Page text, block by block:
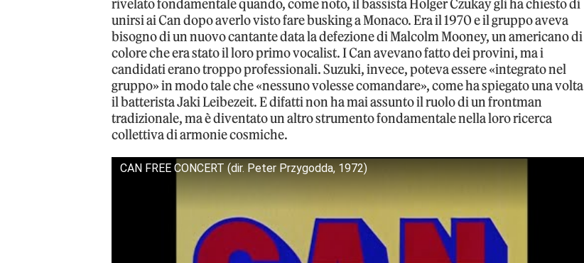
rivelato fondamentale quando, come noto, il bassista Holger Czukay gli ha chiesto di
unirsi ai Can dopo averlo visto fare busking a Monaco. Era il 1970 e il gruppo aveva
bisogno di un nuovo cantante data la defezione di Malcolm Mooney, un americano di
colore che era stato il loro primo vocalist. I Can avevano fatto dei provini, ma i
candidati erano troppo professionali. Suzuki, invece, poteva essere «integrato nel
gruppo» in modo tale che «nessuno volesse comandare», come ha spiegato una volta
il batterista Jaki Leibezeit. E difatti non ha mai assunto il ruolo di un frontman
tradizionale, ma è diventato un altro strumento fondamentale nella loro ricerca
collettiva di armonie cosmiche.
CAN FREE CONCERT (dir. Peter Przygodda, 1972)